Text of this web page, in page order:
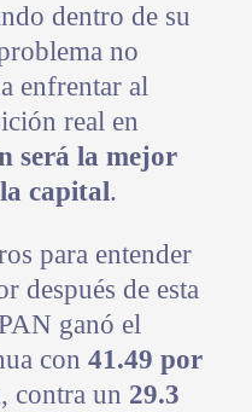
dentro de su
no
enfrentar al
real en
será la mejor
capital.
para entender
después de esta
ganó el
con 41.49 por
, contra un 29.3